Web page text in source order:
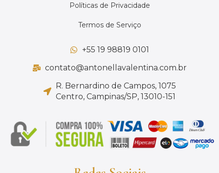
Políticas de Privacidade
Termos de Serviço
+55 19 98819 0101
contato@antonellavalentina.com.br
R. Bernardino de Campos, 1075
Centro, Campinas/SP, 13010-151